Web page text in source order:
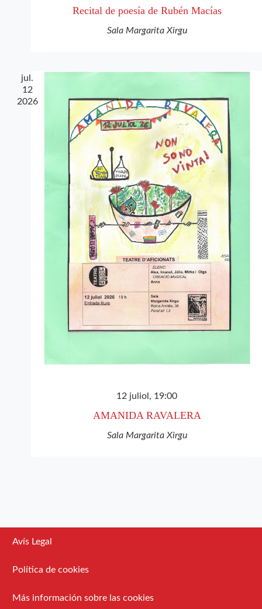
Recital de poesía de Rubén Macías
Sala Margarita Xirgu
jul.
12
2026
12 juliol, 19:00
AMANIDA RAVALERA
Sala Margarita Xirgu
Avís Legal
Política de cookies
Más información sobre las cookies